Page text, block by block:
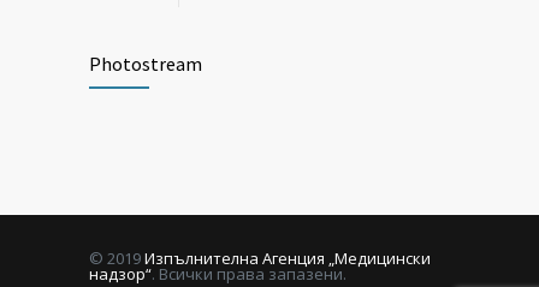
Photostream
© 2019Изпълнителна Агенция „Медицински
надзор“. Всички права запазени.